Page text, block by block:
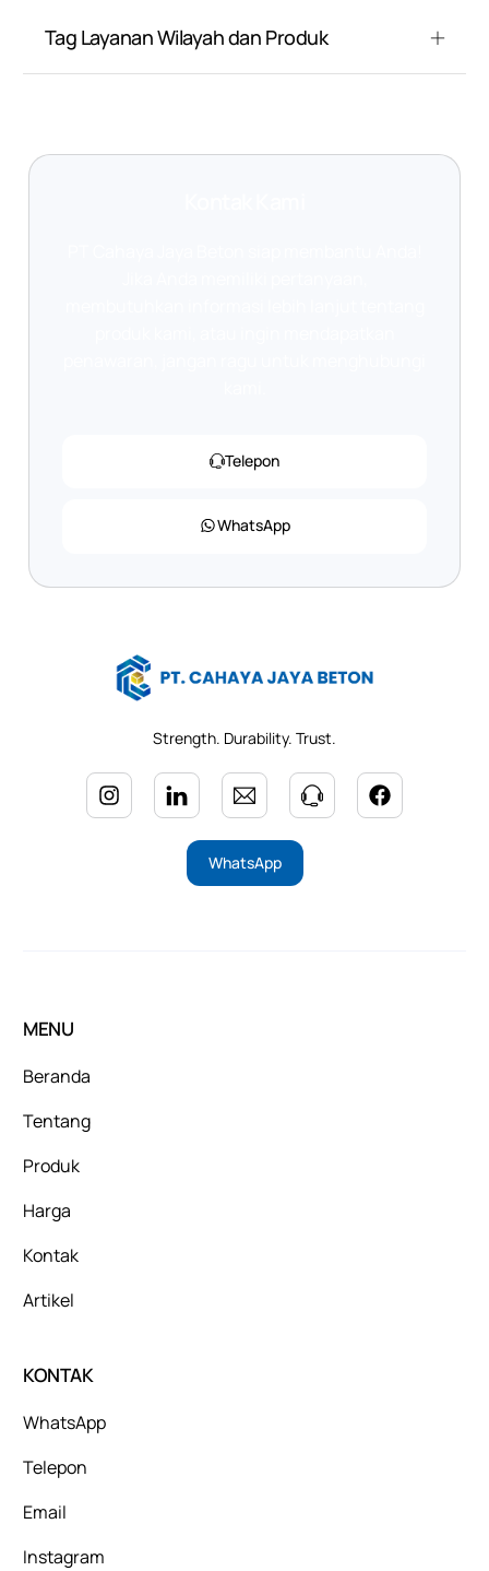
Tag Layanan Wilayah dan Produk
Telepon
WhatsApp
Strength. Durability. Trust.
WhatsApp
MENU
Beranda
Tentang
Produk
Harga
Kontak
Artikel
KONTAK
WhatsApp
Telepon
Email
Instagram